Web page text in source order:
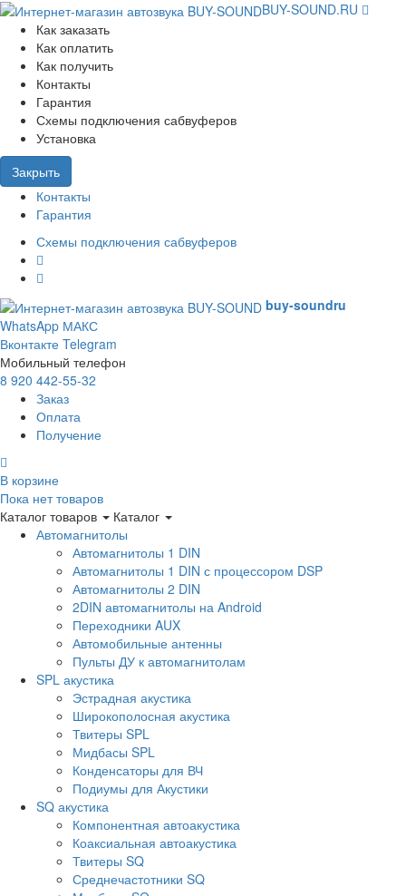
BUY-SOUND.RU
Как заказать
Как оплатить
Как получить
Контакты
Гарантия
Схемы подключения сабвуферов
Установка
Закрыть
Контакты
Гарантия
Схемы подключения сабвуферов
buy-soundru
WhatsApp МАКС
Вконтакте Telegram
Мобильный телефон
8 920 442-55-32
Заказ
Оплата
Получение
В корзине
Пока нет товаров
Каталог товаров
Каталог
Автомагнитолы
Автомагнитолы 1 DIN
Автомагнитолы 1 DIN с процессором DSP
Автомагнитолы 2 DIN
2DIN автомагнитолы на Android
Переходники AUX
Автомобильные антенны
Пульты ДУ к автомагнитолам
SPL акустика
Эстрадная акустика
Широкополосная акустика
Твитеры SPL
Мидбасы SPL
Конденсаторы для ВЧ
Подиумы для Акустики
SQ акустика
Компонентная автоакустика
Коаксиальная автоакустика
Твитеры SQ
Среднечастотники SQ